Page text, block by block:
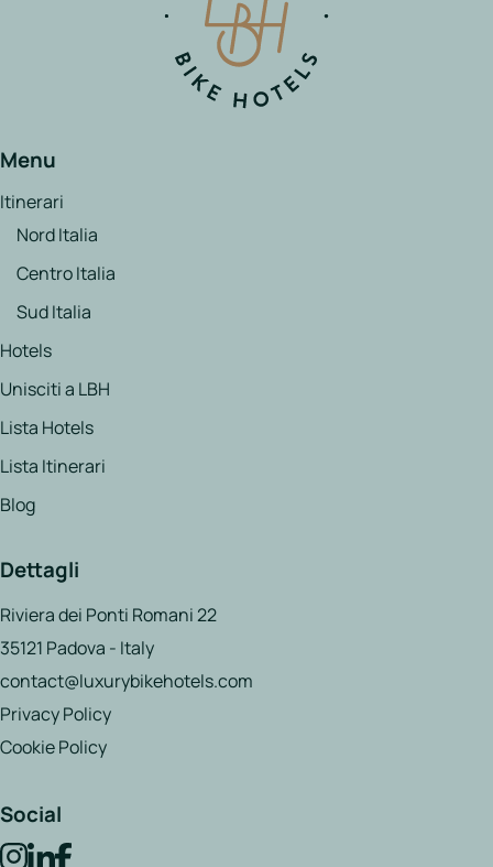
Menu
Itinerari
Nord Italia
Centro Italia
Sud Italia
Hotels
Unisciti a LBH
Lista Hotels
Lista Itinerari
Blog
Social
Dettagli
Riviera dei Ponti Romani 22
35121 Padova - Italy
contact@luxurybikehotels.com
Privacy Policy
Cookie Policy